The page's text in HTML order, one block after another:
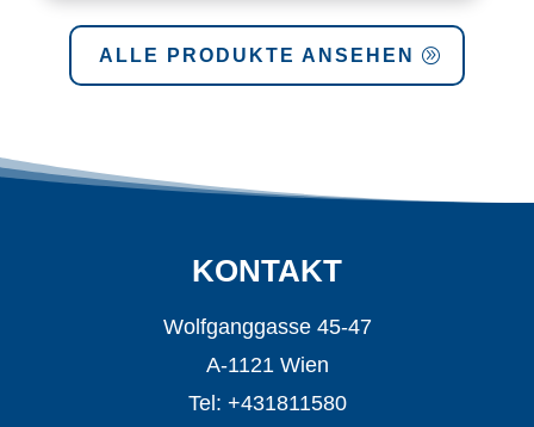
ALLE PRODUKTE ANSEHEN
KONTAKT
Wolfganggasse 45-47
A-1121 Wien
Tel: +431811580